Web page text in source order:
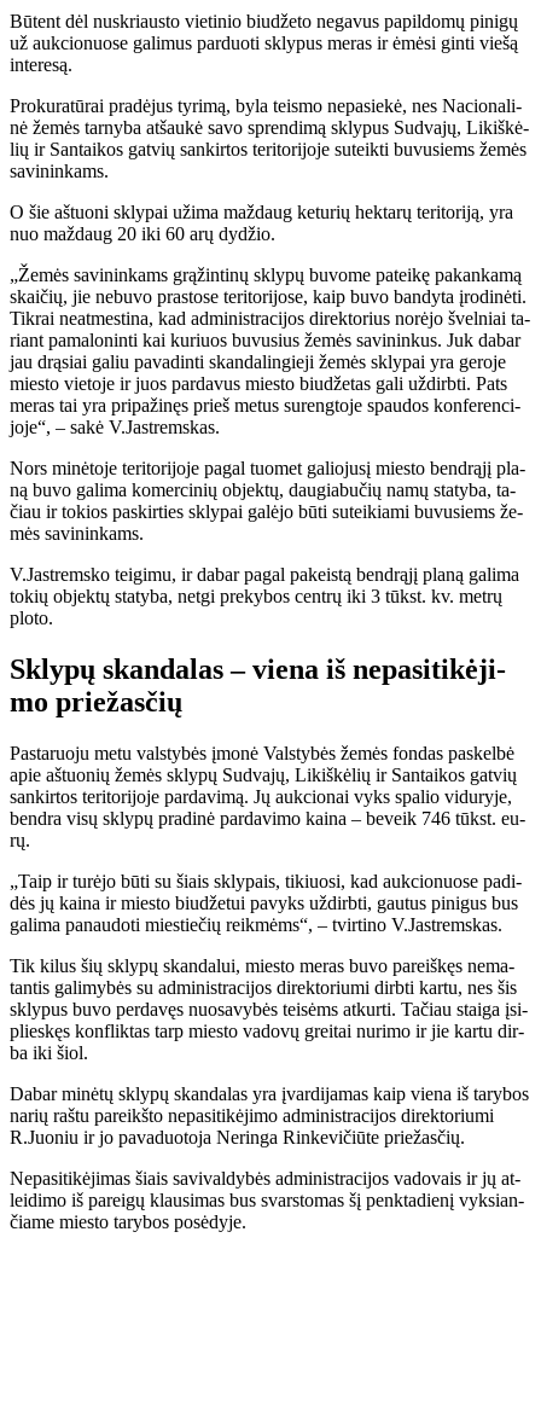
Bū­tent dėl nu­skriaus­to vie­ti­nio biu­dže­to ne­ga­vus pa­pil­do­mų pi­ni­gų
už auk­cio­nuo­se ga­li­mus par­duo­ti skly­pus me­ras ir ėmė­si gin­ti vie­šą
in­te­re­są.
Pro­ku­ra­tū­rai pra­dė­jus ty­ri­mą, by­la teis­mo ne­pa­sie­kė, nes Na­cio­na­li­
nė že­mės tar­ny­ba at­šau­kė sa­vo spren­di­mą skly­pus Su­dva­jų, Li­kiš­kė­
lių ir San­tai­kos gat­vių san­kir­tos te­ri­to­ri­jo­je su­teik­ti bu­vu­siems že­mės
sa­vi­nin­kams.
O šie aš­tuo­ni skly­pai už­ima maž­daug ke­tu­rių hek­ta­rų te­ri­to­ri­ją, yra
nuo maž­daug 20 iki 60 arų dy­džio.
„Že­mės sa­vi­nin­kams grą­žin­ti­nų skly­pų bu­vo­me pa­tei­kę pa­kan­ka­mą
skai­čių, jie ne­bu­vo pra­sto­se te­ri­to­ri­jo­se, kaip bu­vo ban­dy­ta įro­di­nė­ti.
Tik­rai ne­at­mes­ti­na, kad ad­mi­nist­ra­ci­jos di­rek­to­rius no­rė­jo švel­niai ta­
riant pa­ma­lo­nin­ti kai ku­riuos bu­vu­sius že­mės sa­vi­nin­kus. Juk da­bar
jau drą­siai ga­liu pa­va­din­ti skan­da­lin­gie­ji že­mės skly­pai yra ge­ro­je
mies­to vie­to­je ir juos par­da­vus mies­to biu­dže­tas ga­li už­dirb­ti. Pats
me­ras tai yra pri­pa­ži­nęs prieš me­tus su­reng­to­je spau­dos kon­fe­ren­ci­
jo­je“, – sa­kė V.Jast­rems­kas.
Nors mi­nė­to­je te­ri­to­ri­jo­je pa­gal tuo­met ga­lio­ju­sį mies­to ben­drą­jį pla­
ną bu­vo ga­li­ma ko­mer­ci­nių ob­jek­tų, dau­gia­bu­čių na­mų sta­ty­ba, ta­
čiau ir to­kios pa­skir­ties skly­pai ga­lė­jo bū­ti su­tei­kia­mi bu­vu­siems že­
mės sa­vi­nin­kams.
V.Jast­rems­ko tei­gi­mu, ir da­bar pa­gal pa­keis­tą ben­drą­jį pla­ną ga­li­ma
to­kių ob­jek­tų sta­ty­ba, net­gi pre­ky­bos cen­trų iki 3 tūkst. kv. met­rų
plo­to.
Skly­pų skan­da­las – vie­na iš ne­pa­si­ti­kė­ji­
mo prie­žas­čių
Pas­ta­ruo­ju me­tu vals­ty­bės įmo­nė Vals­ty­bės že­mės fon­das pa­skel­bė
apie aš­tuo­nių že­mės skly­pų Su­dva­jų, Li­kiš­kė­lių ir San­tai­kos gat­vių
san­kir­tos te­ri­to­ri­jo­je par­davimą. Jų auk­cio­nai vyks spa­lio vi­du­ry­je,
ben­dra vi­sų skly­pų pra­di­nė par­da­vi­mo kai­na – be­veik 746 tūkst. eu­
rų.
„Taip ir tu­rė­jo bū­ti su šiais skly­pais, ti­kiuo­si, kad auk­cio­nuo­se pa­di­
dės jų kai­na ir mies­to biu­dže­tui pa­vyks už­dirb­ti, gau­tus pi­ni­gus bus
ga­li­ma pa­nau­do­ti mies­tie­čių reik­mėms“, – tvir­ti­no V.Jast­rems­kas.
Tik ki­lus šių skly­pų skan­da­lui, mies­to me­ras bu­vo pa­reiš­kęs ne­ma­
tan­tis ga­li­my­bės su ad­mi­nist­ra­ci­jos di­rek­to­riu­mi dirb­ti kar­tu, nes šis
skly­pus bu­vo per­da­vęs nuo­sa­vy­bės tei­sėms at­kur­ti. Ta­čiau stai­ga įsi­
plies­kęs kon­flik­tas tarp mies­to va­do­vų grei­tai nu­ri­mo ir jie kar­tu dir­
ba iki šiol.
Da­bar mi­nė­tų skly­pų skan­da­las yra įvar­di­ja­mas kaip vie­na iš ta­ry­bos
na­rių raš­tu pa­reikš­to ne­pa­si­ti­kė­ji­mo ad­mi­nist­ra­ci­jos di­rek­to­riu­mi
R.Juo­niu ir jo pa­va­duo­to­ja Ne­rin­ga Rin­ke­vi­čiū­te prie­žas­čių.
Ne­pa­si­ti­kė­ji­mas šiais sa­vi­val­dy­bės ad­mi­nist­ra­ci­jos va­do­vais ir jų at­
lei­di­mo iš pa­rei­gų klau­si­mas bus svars­to­mas šį penk­ta­die­nį vyk­sian­
čia­me mies­to ta­ry­bos po­sė­dy­je.